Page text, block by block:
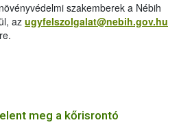
szakemberek a Nébih
az ugyfelszolgalat@nebih.gov.hu
meg a kőrisrontó